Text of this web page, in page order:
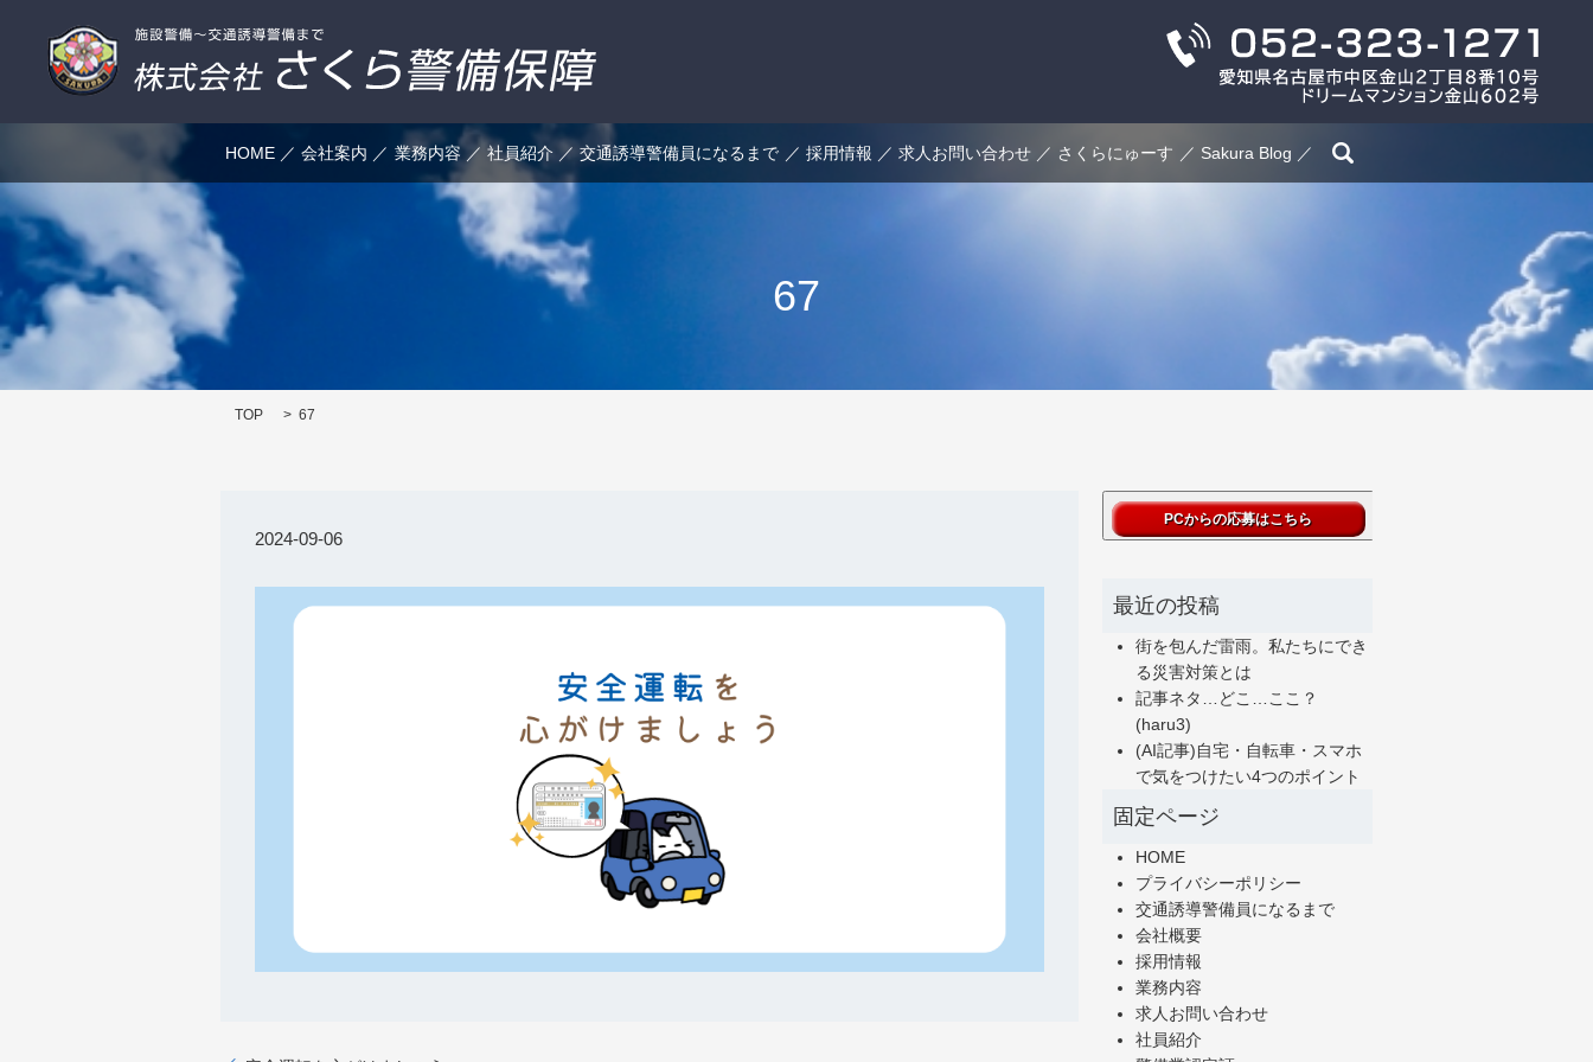
HOME 会社案内 業務内容 社員紹介 交通誘導警備員になるまで 採用情報 求人お問い合わせ さくらにゅーす Sakura Blog
67
TOP 67
2024-09-06
最近の投稿
街を包んだ雷雨。私たちにでき
る災害対策とは
記事ネタ…どこ…ここ？
(haru3)
(AI記事)自宅・自転車・スマホ
で気をつけたい4つのポイント
固定ページ
HOME
プライバシーポリシー
交通誘導警備員になるまで
会社概要
採用情報
業務内容
求人お問い合わせ
社員紹介